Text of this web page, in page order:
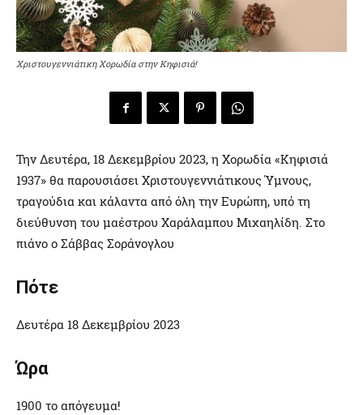
Χριστουγεννιάτικη Χορωδία στην Κηφισιά!
Την Δευτέρα, 18 Δεκεμβρίου 2023, η Χορωδία «Κηφισιά
1937» θα παρουσιάσει Χριστουγεννιάτικους Ύμνους,
τραγούδια και κάλαντα από όλη την Ευρώπη, υπό τη
διεύθυνση του μαέστρου Χαράλαμπου Μιχαηλίδη. Στο
πιάνο ο Σάββας Σοράνογλου
Πότε
Δευτέρα 18 Δεκεμβρίου 2023
Ώρα
1900 το απόγευμα!